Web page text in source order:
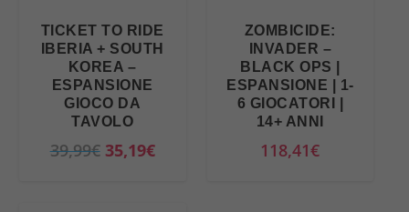
TICKET TO RIDE
IBERIA + SOUTH
KOREA –
ESPANSIONE
GIOCO DA
TAVOLO
39,99€ I35,19€I
ZOMBICIDE:
INVADER –
BLACK OPS |
ESPANSIONE | 1-
6 GIOCATORI |
14+ ANNI
118,41€